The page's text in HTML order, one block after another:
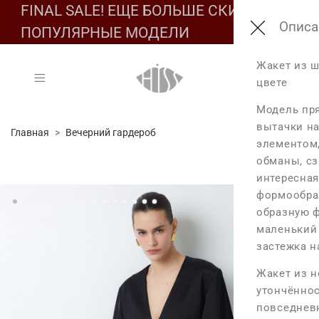
FINAL SALE! ЕЩЕ БОЛЬШЕ СКИДОК НА
ПОПУЛЯРНЫЕ МОДЕЛИ
Главная Вечерний гардероб
XS
S
M
L
Обмеры
Размер XS
Длина
Длина
Основа: 83%
Подклад:
Уход за
- Не стирать
- Не
-
Жакет из
цвете
Модель
вытачки
обманы,
образную
застежка
Жакет из